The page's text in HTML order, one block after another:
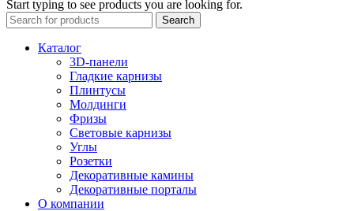
Start typing to see products you are looking for.
Search
Каталог
3D-панели
Гладкие карнизы
Плинтусы
Молдинги
Фризы
Световые карнизы
Углы
Розетки
Декоративные камины
Декоративные порталы
О компании